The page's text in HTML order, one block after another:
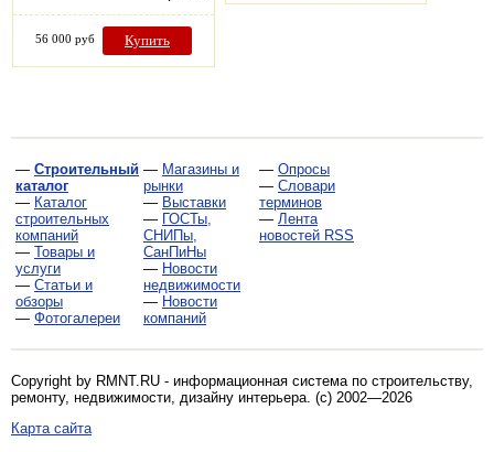
56 000 руб Купить
— Строительный
каталог
— Каталог
строительных
компаний
— Товары и
услуги
— Статьи и
обзоры
— Фотогалереи
— Магазины и
рынки
— Выставки
— ГОСТы,
СНИПы,
СанПиНы
— Новости
недвижимости
— Новости
компаний
— Опросы
— Словари
терминов
— Лента
новостей RSS
Copyright by RMNT.RU - информационная система по строительству,
ремонту, недвижимости, дизайну интерьера. (c) 2002—2026
Карта сайта